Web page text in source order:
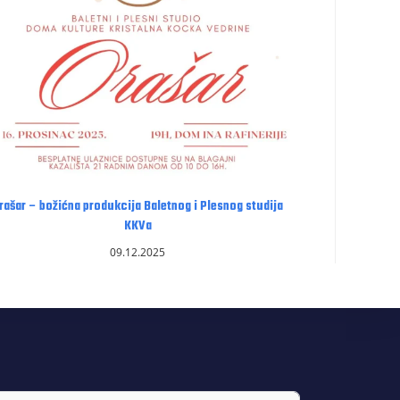
– božićna produkcija Baletnog i Plesnog studija
KKVa
09.12.2025